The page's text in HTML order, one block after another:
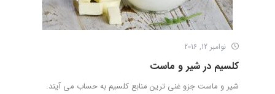
نوامبر 12, 2016
کلسیم در شیر و ماست
شیر و ماست جزو غنی ترین منابع کلسیم به حساب می آیند.